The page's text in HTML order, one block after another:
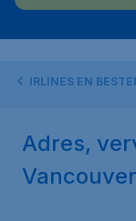
AIRLINES EN
Adres,